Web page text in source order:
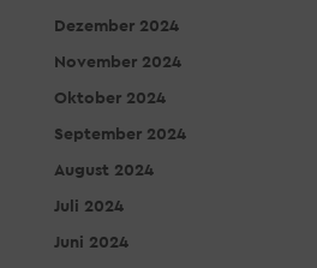
Dezember 2024
November 2024
Oktober 2024
September 2024
August 2024
Juli 2024
Juni 2024